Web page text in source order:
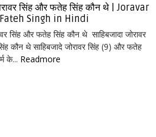
सिंह और फतेह सिंह कौन थे | Joravar
Singh in Hindi
सिंह और फतेह सिंह कौन थे साहिबजादा जोरावर
कौन थे साहिबजादे जोरावर सिंह (9) और फतेह
के... Readmore